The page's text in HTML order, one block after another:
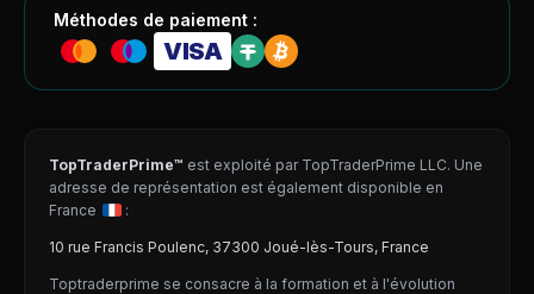
Méthodes de paiement :
VISA
TopTraderPrime™ est exploité par TopTraderPrime LLC. Une
adresse de représentation est également disponible en
France
:
10 rue Francis Poulenc, 37300 Joué-lès-Tours, France
Toptraderprime se consacre à la formation et à l'évolution